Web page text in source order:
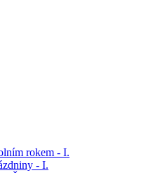
rokem - I.
- I.